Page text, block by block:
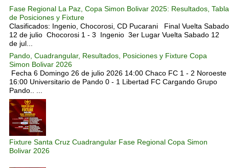
Fase Regional La Paz, Copa Simon Bolivar 2025: Resultados, Tabla
de Posiciones y Fixture
Clasificados: Ingenio, Chocorosi, CD Pucarani Final Vuelta Sabado
12 de julio Chocorosi 1 - 3 Ingenio 3er Lugar Vuelta Sabado 12
de jul...
Pando, Cuadrangular, Resultados, Posiciones y Fixture Copa
Simon Bolivar 2026
Fecha 6 Domingo 26 de julio 2026 14:00 Chaco FC 1 - 2 Noroeste
16:00 Universitario de Pando 0 - 1 Libertad FC Cargando Grupo
Pando.. ...
Fixture Santa Cruz Cuadrangular Fase Regional Copa Simon
Bolivar 2026